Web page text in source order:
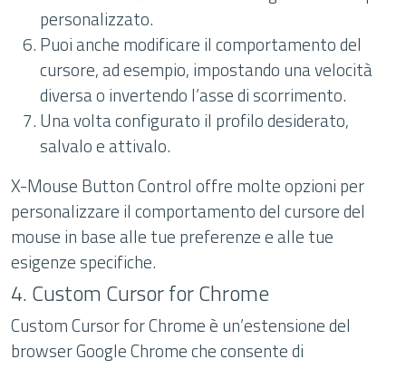
personalizzato.
Puoi anche modificare il comportamento del
cursore, ad esempio, impostando una velocità
diversa o invertendo l’asse di scorrimento.
Una volta configurato il profilo desiderato,
salvalo e attivalo.
X-Mouse Button Control offre molte opzioni per
personalizzare il comportamento del cursore del
mouse in base alle tue preferenze e alle tue
esigenze specifiche.
4. Custom Cursor for Chrome
Custom Cursor for Chrome è un’estensione del
browser Google Chrome che consente di